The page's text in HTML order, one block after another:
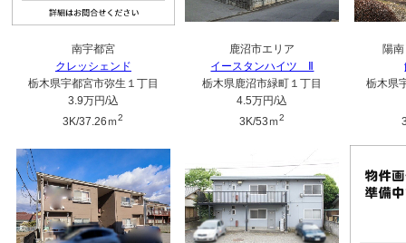
南宇都宮
クレッシェンド
栃木県宇都宮市弥生１丁目
3.9万円/込
3K/37.26ｍ2
鹿沼市エリア
イースタンハイツ Ⅱ
栃木県鹿沼市緑町１丁目
4.5万円/込
3K/53ｍ2
陽
栃木県